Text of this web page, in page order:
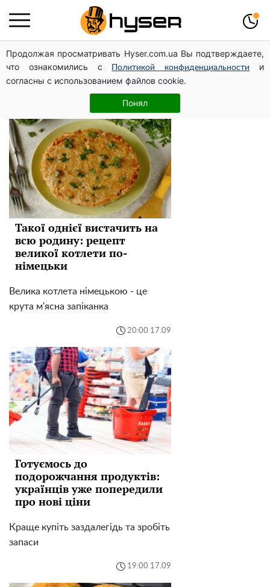
Продолжая просматривать Hyser.com.ua Вы подтверждаете,
что ознакомились с
Политикой конфиденциальности
и
согласны с использованием файлов cookie.
Понял
продукты
Такої однієї вистачить на
всю родину: рецепт
великої котлети по-
німецьки
Велика котлета німецькою - це
крута м'ясна запіканка
20:00 17.09
Готуємось до
подорожчання продуктів:
українців уже попередили
про нові ціни
Краще купіть заздалегідь та зробіть
запаси
19:00 17.09